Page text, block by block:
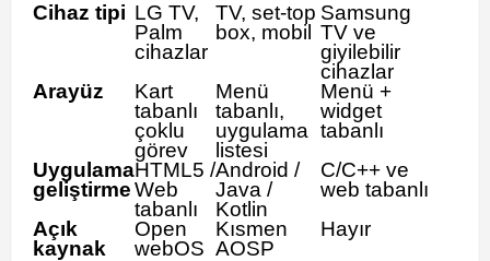
Cihaz tipi LG TV,
Palm
cihazlar
TV, set-top
box, mobil
Samsung
TV ve
giyilebilir
cihazlar
Arayüz
Kart
tabanlı
çoklu
görev
Menü
tabanlı,
uygulama
listesi
Menü +
widget
tabanlı
Uygulama
geliştirme
HTML5 /
Web
tabanlı
Android /
Java /
Kotlin
C/C++ ve
web tabanlı
Açık
kaynak
Open
webOS
Kısmen
AOSP
Hayır